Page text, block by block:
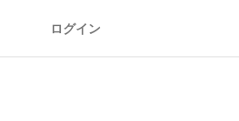
ログイン